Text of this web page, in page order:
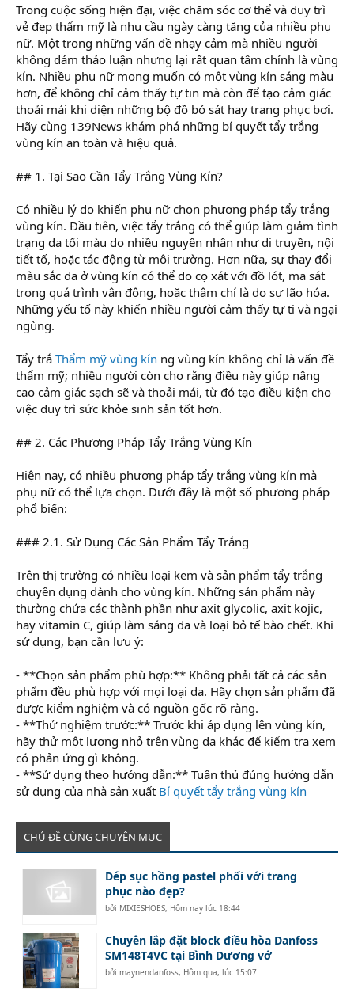
r
Trong cuộc sống hiện đại, việc chăm sóc cơ thể và duy trì
vẻ đẹp thẩm mỹ là nhu cầu ngày càng tăng của nhiều phụ
nữ. Một trong những vấn đề nhạy cảm mà nhiều người
không dám thảo luận nhưng lại rất quan tâm chính là vùng
kín. Nhiều phụ nữ mong muốn có một vùng kín sáng màu
hơn, để không chỉ cảm thấy tự tin mà còn để tạo cảm giác
thoải mái khi diện những bộ đồ bó sát hay trang phục bơi.
Hãy cùng 139News khám phá những bí quyết tẩy trắng
vùng kín an toàn và hiệu quả.
## 1. Tại Sao Cần Tẩy Trắng Vùng Kín?
Có nhiều lý do khiến phụ nữ chọn phương pháp tẩy trắng
vùng kín. Đầu tiên, việc tẩy trắng có thể giúp làm giảm tình
trạng da tối màu do nhiều nguyên nhân như di truyền, nội
tiết tố, hoặc tác động từ môi trường. Hơn nữa, sự thay đổi
màu sắc da ở vùng kín có thể do cọ xát với đồ lót, ma sát
trong quá trình vận động, hoặc thậm chí là do sự lão hóa.
Những yếu tố này khiến nhiều người cảm thấy tự ti và ngại
ngùng.
Tẩy trắ Thẩm mỹ vùng kín ng vùng kín không chỉ là vấn đề
thẩm mỹ; nhiều người còn cho rằng điều này giúp nâng
cao cảm giác sạch sẽ và thoải mái, từ đó tạo điều kiện cho
việc duy trì sức khỏe sinh sản tốt hơn.
## 2. Các Phương Pháp Tẩy Trắng Vùng Kín
Hiện nay, có nhiều phương pháp tẩy trắng vùng kín mà
phụ nữ có thể lựa chọn. Dưới đây là một số phương pháp
phổ biến:
### 2.1. Sử Dụng Các Sản Phẩm Tẩy Trắng
Trên thị trường có nhiều loại kem và sản phẩm tẩy trắng
chuyên dụng dành cho vùng kín. Những sản phẩm này
thường chứa các thành phần như axit glycolic, axit kojic,
hay vitamin C, giúp làm sáng da và loại bỏ tế bào chết. Khi
sử dụng, bạn cần lưu ý:
- **Chọn sản phẩm phù hợp:** Không phải tất cả các sản
phẩm đều phù hợp với mọi loại da. Hãy chọn sản phẩm đã
được kiểm nghiệm và có nguồn gốc rõ ràng.
- **Thử nghiệm trước:** Trước khi áp dụng lên vùng kín,
hãy thử một lượng nhỏ trên vùng da khác để kiểm tra xem
có phản ứng gì không.
- **Sử dụng theo hướng dẫn:** Tuân thủ đúng hướng dẫn
sử dụng của nhà sản xuất Bí quyết tẩy trắng vùng kín
CHỦ ĐỀ CÙNG CHUYÊN MỤC
Dép sục hồng pastel phối với trang
phục nào đẹp?
bởi MIXIESHOES, Hôm nay lúc 18:44
Chuyên lắp đặt block điều hòa Danfoss
SM148T4VC tại Bình Dương vớ
bởimaynendanfoss, Hôm qua, lúc 15:07